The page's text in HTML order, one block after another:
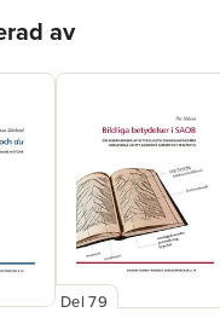
av
Del 79